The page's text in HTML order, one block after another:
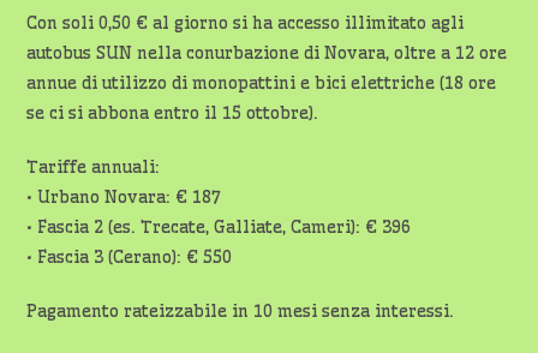
Con soli 0,50 € al giorno si ha accesso illimitato agli
autobus SUN nella conurbazione di Novara, oltre a 12 ore
annue di utilizzo di monopattini e bici elettriche (18 ore
se ci si abbona entro il 15 ottobre).
Tariffe annuali:
• Urbano Novara: € 187
• Fascia 2 (es. Trecate, Galliate, Cameri): € 396
• Fascia 3 (Cerano): € 550
Pagamento rateizzabile in 10 mesi senza interessi.